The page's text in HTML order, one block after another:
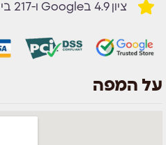
ציון 4.9 בGoogle ו-217 ביקורות
על המפה